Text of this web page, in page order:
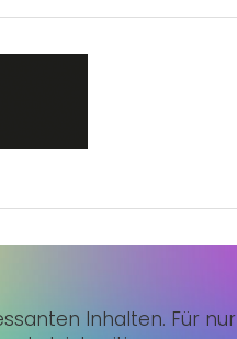
Inhalten. Für nur